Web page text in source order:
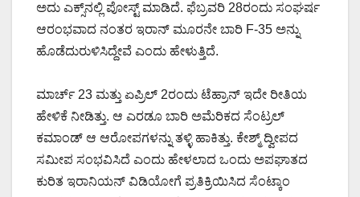
ಅದು ಎಕ್ಸ್‌ನಲ್ಲಿ ಪೋಸ್ಟ್ ಮಾಡಿದೆ. ಫೆಬ್ರವರಿ 28ರಂದು ಸಂಘರ್ಷ
ಆರಂಭವಾದ ನಂತರ ಇರಾನ್ ಮೂರನೇ ಬಾರಿ F-35 ಅನ್ನು
ಹೊಡೆದುರುಳಿಸಿದ್ದೇವೆ ಎಂದು ಹೇಳುತ್ತಿದೆ.
ಮಾರ್ಚ್ 23 ಮತ್ತು ಏಪ್ರಿಲ್ 2ರಂದು ಟೆಹ್ರಾನ್ ಇದೇ ರೀತಿಯ
ಹೇಳಿಕೆ ನೀಡಿತ್ತು. ಆ ಎರಡೂ ಬಾರಿ ಅಮೆರಿಕದ ಸೆಂಟ್ರಲ್
ಕಮಾಂಡ್ ಆ ಆರೋಪಗಳನ್ನು ತಳ್ಳಿ ಹಾಕಿತ್ತು. ಕೇಶ್ಮ್ ದ್ವೀಪದ
ಸಮೀಪ ಸಂಭವಿಸಿದೆ ಎಂದು ಹೇಳಲಾದ ಒಂದು ಅಪಘಾತದ
ಕುರಿತ ಇರಾನಿಯನ್ ವಿಡಿಯೋಗೆ ಪ್ರತಿಕ್ರಿಯಿಸಿದ ಸೆಂಟ್ಕಾಂ